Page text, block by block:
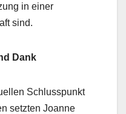
in einer
sind.
Dank
Schlusspunkt
setzten Joanne